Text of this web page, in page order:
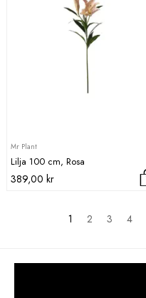
Mr Plant
Lilja 100 cm, Rosa
389,00 kr
1 2 3 4